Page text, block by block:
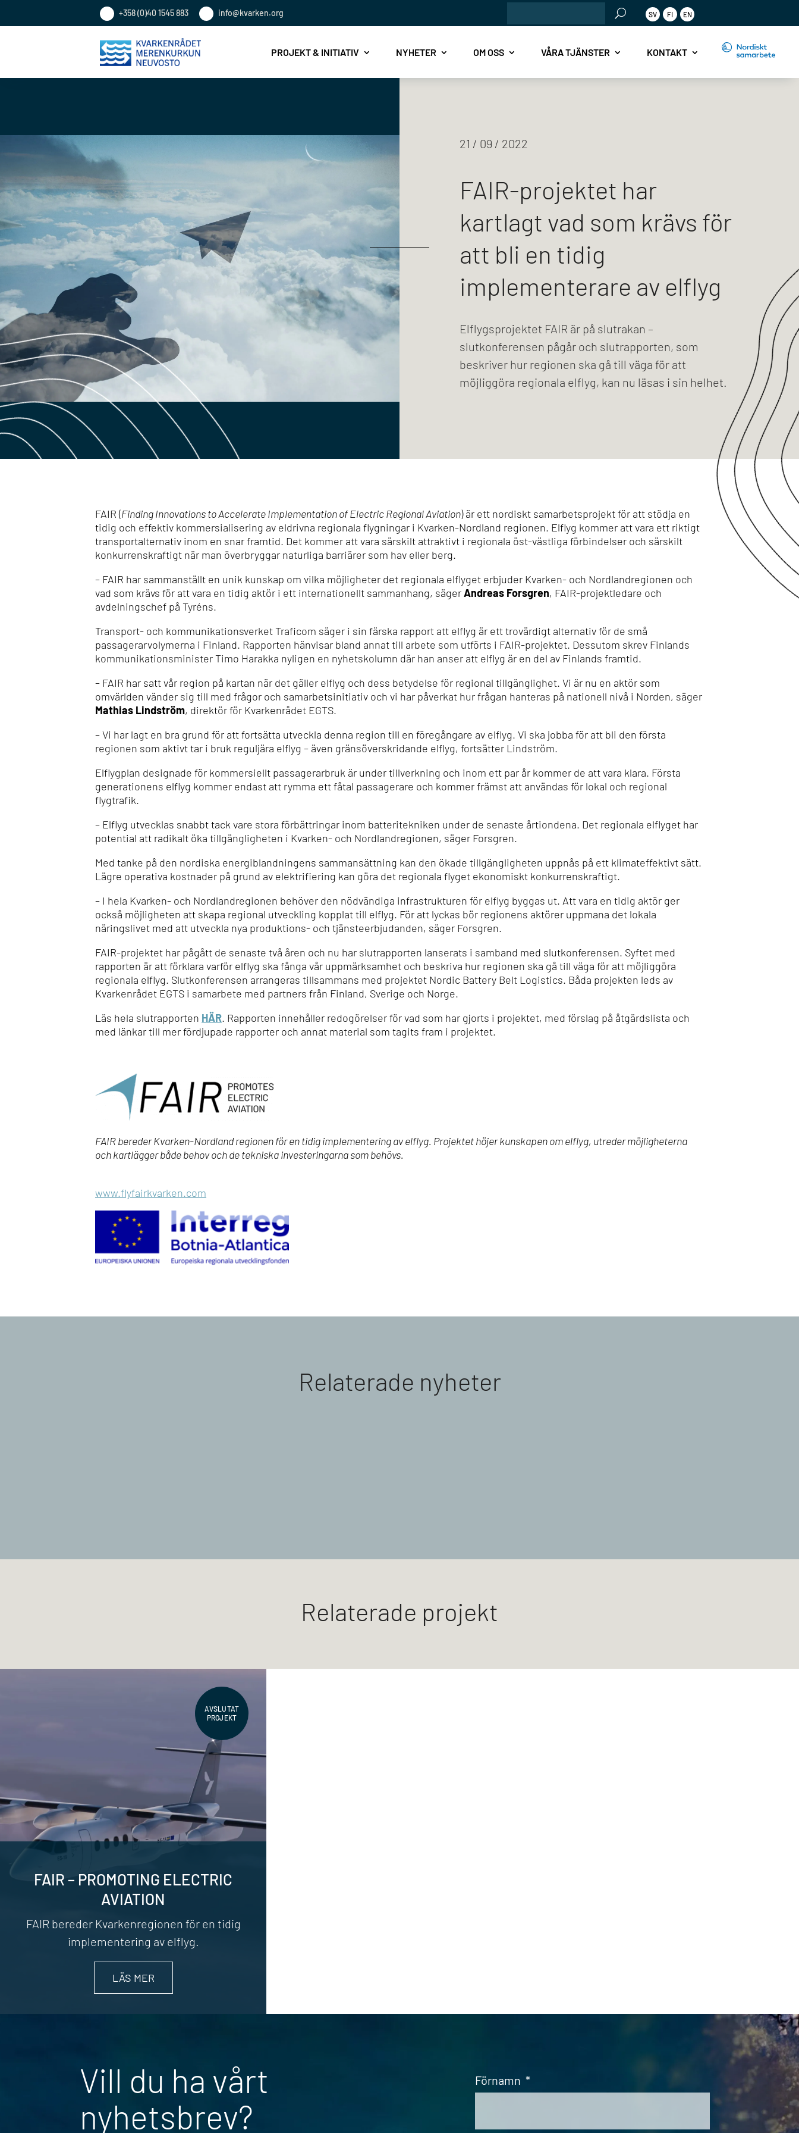
+358 (0)40 1545 883 info@kvarken.org
efter:
SV FI EN
PROJEKT & INITIATIV NYHETER OM OSS VÅRA TJÄNSTER KONTAKT
21 / 09 / 2022
FAIR-projektet har
kartlagt vad som krävs för
att bli en tidig
implementerare av elflyg
Elflygsprojektet FAIR är på slutrakan –
slutkonferensen pågår och slutrapporten, som
beskriver hur regionen ska gå till väga för att
möjliggöra regionala elflyg, kan nu läsas i sin helhet.
FAIR (Finding Innovations to Accelerate Implementation of Electric Regional Aviation) är ett nordiskt samarbetsprojekt för att stödja en
tidig och effektiv kommersialisering av eldrivna regionala flygningar i Kvarken-Nordland regionen. Elflyg kommer att vara ett riktigt
transportalternativ inom en snar framtid. Det kommer att vara särskilt attraktivt i regionala öst-västliga förbindelser och särskilt
konkurrenskraftigt när man överbryggar naturliga barriärer som hav eller berg.
– FAIR har sammanställt en unik kunskap om vilka möjligheter det regionala elflyget erbjuder Kvarken- och Nordlandregionen och
vad som krävs för att vara en tidig aktör i ett internationellt sammanhang, sägerAndreas Forsgren, FAIR-projektledare och
avdelningschef på Tyréns.
Transport- och kommunikationsverket Traficom säger i sin färska rapport att elflyg är ett trovärdigt alternativ för de små
passagerarvolymerna i Finland. Rapporten hänvisar bland annat till arbete som utförts i FAIR-projektet. Dessutom skrev Finlands
kommunikationsminister Timo Harakka nyligen en nyhetskolumn där han anser att elflyg är en del av Finlands framtid.
– FAIR har satt vår region på kartan när det gäller elflyg och dess betydelse för regional tillgänglighet. Vi är nu en aktör som
omvärlden vänder sig till med frågor och samarbetsinitiativ och vi har påverkat hur frågan hanteras på nationell nivå i Norden, säger
Mathias Lindström, direktör för Kvarkenrådet EGTS.
– Vi har lagt en bra grund för att fortsätta utveckla denna region till en föregångare av elflyg. Vi ska jobba för att bli den första
regionen som aktivt tar i bruk reguljära elflyg – även gränsöverskridande elflyg, fortsätter Lindström.
Elflygplan designade för kommersiellt passagerarbruk är under tillverkning och inom ett par år kommer de att vara klara. Första
generationens elflyg kommer endast att rymma ett fåtal passagerare och kommer främst att användas för lokal och regional
flygtrafik.
– Elflyg utvecklas snabbt tack vare stora förbättringar inom batteritekniken under de senaste årtiondena. Det regionala elflyget har
potential att radikalt öka tillgängligheten i Kvarken- och Nordlandregionen, säger Forsgren.
Med tanke på den nordiska energiblandningens sammansättning kan den ökade tillgängligheten uppnås på ett klimateffektivt sätt.
Lägre operativa kostnader på grund av elektrifiering kan göra det regionala flyget ekonomiskt konkurrenskraftigt.
– I hela Kvarken- och Nordlandregionen behöver den nödvändiga infrastrukturen för elflyg byggas ut. Att vara en tidig aktör ger
också möjligheten att skapa regional utveckling kopplat till elflyg. För att lyckas bör regionens aktörer uppmana det lokala
näringslivet med att utveckla nya produktions- och tjänsteerbjudanden, säger Forsgren.
FAIR-projektet har pågått de senaste två åren och nu har slutrapporten lanserats i samband med slutkonferensen. Syftet med
rapporten är att förklara varför elflyg ska fånga vår uppmärksamhet och beskriva hur regionen ska gå till väga för att möjliggöra
regionala elflyg. Slutkonferensen arrangeras tillsammans med projektet Nordic Battery Belt Logistics. Båda projekten leds av
Kvarkenrådet EGTS i samarbete med partners från Finland, Sverige och Norge.
Läs hela slutrapporten HÄR. Rapporten innehåller redogörelser för vad som har gjorts i projektet, med förslag på åtgärdslista och
med länkar till mer fördjupade rapporter och annat material som tagits fram i projektet.
FAIR bereder Kvarken-Nordlandregionenför en tidig implementering avelflyg. Projektet höjer kunskapen omelflyg, utreder möjligheterna
och kartlägger både behov och de tekniska investeringarna som behövs.
www.flyfairkvarken.com
Relaterade nyheter
Relaterade projekt
AVSLUTAT
PROJEKT
FAIR – PROMOTING ELECTRIC
AVIATION
FAIR bereder Kvarkenregionen för en tidig
implementering av elflyg.
LÄS MER
Vill du ha vårt
nyhetsbrev?
Förnamn *